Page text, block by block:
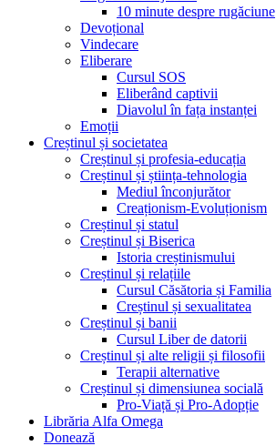
10 minute despre rugăciune
Devoțional
Vindecare
Eliberare
Cursul SOS
Eliberând captivii
Diavolul în fața instanței
Emoții
Creștinul și societatea
Creștinul și profesia-educația
Creștinul și știința-tehnologia
Mediul înconjurător
Creaționism-Evoluționism
Creștinul și statul
Creștinul și Biserica
Istoria creștinismului
Creștinul și relațiile
Cursul Căsătoria și Familia
Creștinul și sexualitatea
Creștinul și banii
Cursul Liber de datorii
Creștinul și alte religii și filosofii
Terapii alternative
Creștinul și dimensiunea socială
Pro-Viață și Pro-Adopție
Librăria Alfa Omega
Donează